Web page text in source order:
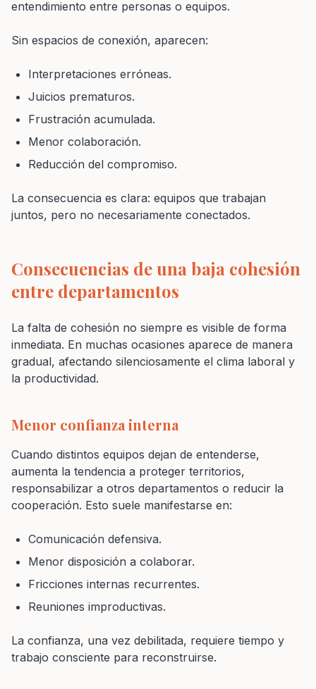
entendimiento entre personas o equipos.
Sin espacios de conexión, aparecen:
Interpretaciones erróneas.
Juicios prematuros.
Frustración acumulada.
Menor colaboración.
Reducción del compromiso.
La consecuencia es clara: equipos que trabajan
juntos, pero no necesariamente conectados.
Consecuencias de una baja cohesión
entre departamentos
La falta de cohesión no siempre es visible de forma
inmediata. En muchas ocasiones aparece de manera
gradual, afectando silenciosamente el clima laboral y
la productividad.
Menor confianza interna
Cuando distintos equipos dejan de entenderse,
aumenta la tendencia a proteger territorios,
responsabilizar a otros departamentos o reducir la
cooperación. Esto suele manifestarse en:
Comunicación defensiva.
Menor disposición a colaborar.
Fricciones internas recurrentes.
Reuniones improductivas.
La confianza, una vez debilitada, requiere tiempo y
trabajo consciente para reconstruirse.